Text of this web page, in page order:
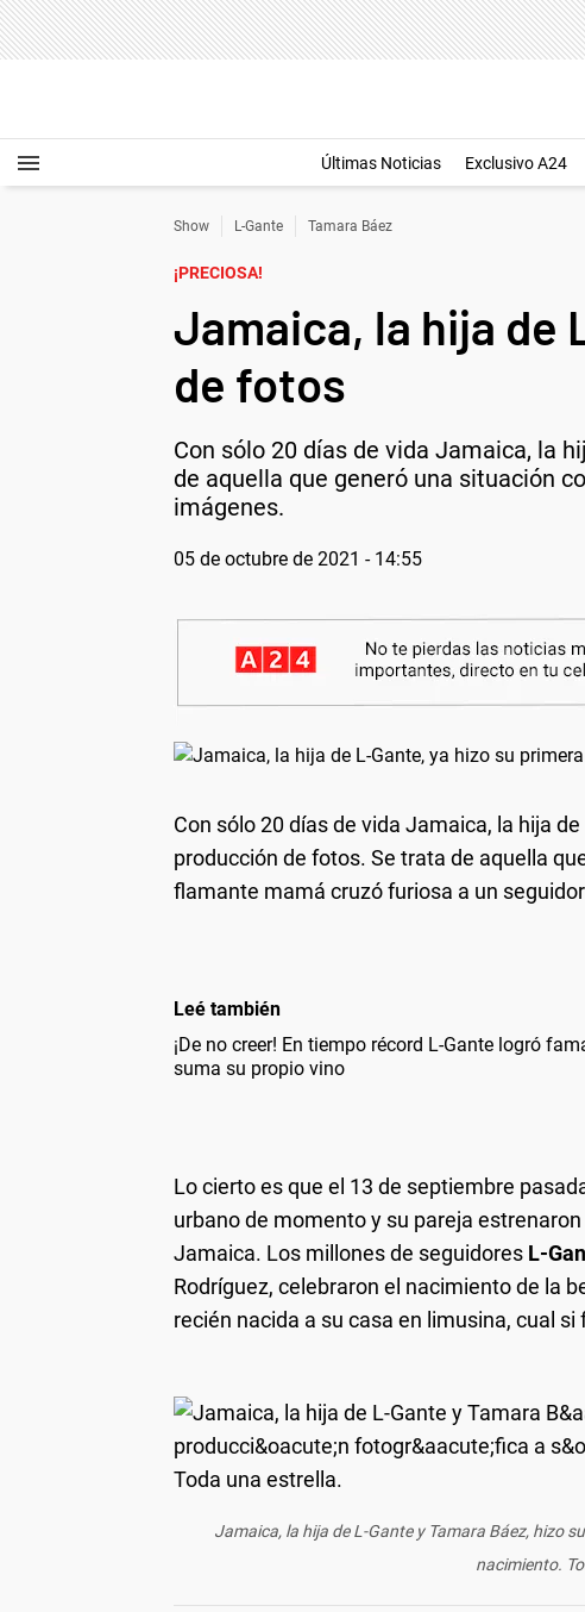
Últimas Noticias Exclusivo A24
Show L-Gante Tamara Báez
¡PRECIOSA!
Jamaica, la hija de
de fotos
Con sólo 20 días de vida Jamaica, la
de aquella que generó una situación
imágenes.
05 de octubre de 2021 - 14:55
Con sólo 20 días de vida Jamaica, la hija de
producción de fotos. Se trata de aquella
flamante mamá cruzó furiosa a un
Leé también
¡De no creer! En tiempo récord L-Gante logró
suma su propio vino
Lo cierto es que el 13 de septiembre
urbano de momento y su pareja
Jamaica. Los millones de seguidores L-
Rodríguez, celebraron el nacimiento de la
recién nacida a su casa en limusina, cual
Jamaica, la hija de L-Gante y Tamara Báez, hizo
nacimiento.